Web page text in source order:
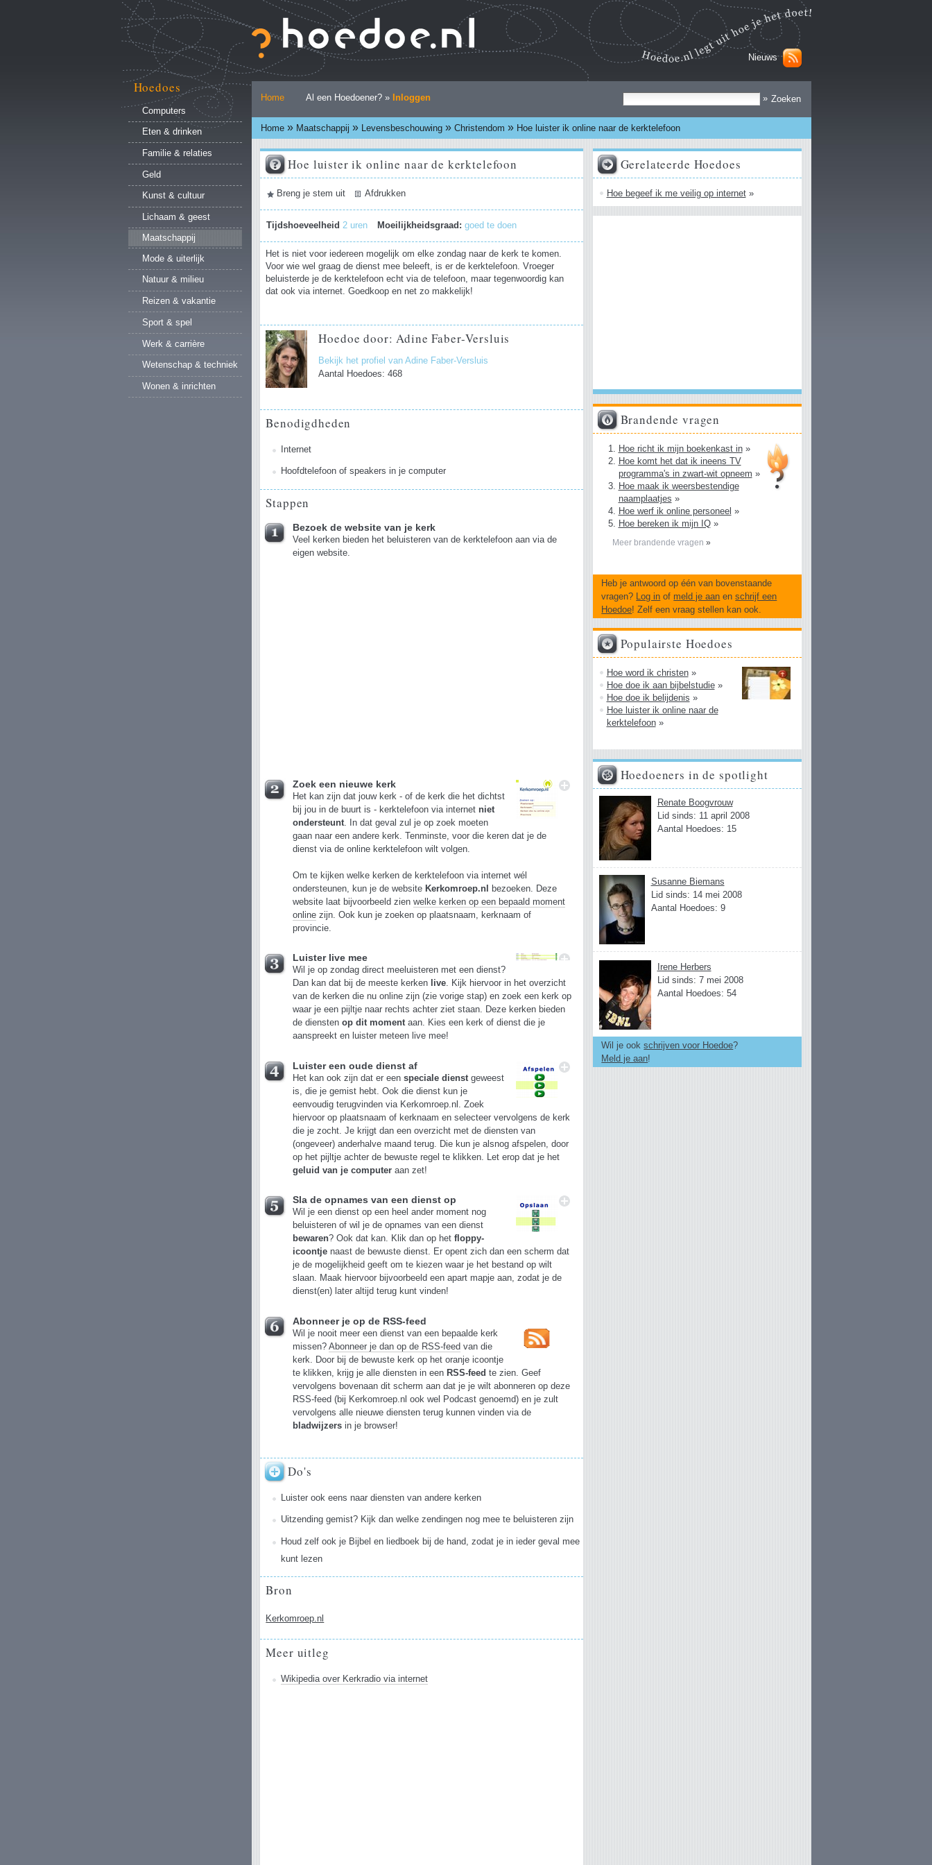
naar
inhoud.
Ga
naar
navigatie
Nieuws
»
Persoonlijke
hulpmiddelen
Home Al een Hoedoener? » Inloggen
Home » Maatschappij » Levensbeschouwing » Christendom » Hoe luister ik online naar de kerktelefoon
Hoedoes
Computers
Eten & drinken
Familie & relaties
Geld
Kunst & cultuur
Lichaam & geest
Maatschappij
Mode & uiterlijk
Natuur & milieu
Reizen & vakantie
Sport & spel
Werk & carrière
Wetenschap & techniek
Wonen & inrichten
Hoe luister ik online naar de kerktelefoon
Document
Breng je stem uit Afdrukken
Tijdshoeveelheid 2 uren Moeilijkheidsgraad: goed te doen
Het is niet voor iedereen mogelijk om elke zondag naar de kerk te komen.
Voor wie wel graag de dienst mee beleeft, is er de kerktelefoon. Vroeger
beluisterde je de kerktelefoon echt via de telefoon, maar tegenwoordig kan
dat ook via internet. Goedkoop en net zo makkelijk!
Hoedoe door: Adine Faber-Versluis
Bekijk het profiel van Adine Faber-Versluis
Aantal Hoedoes: 468
Benodigdheden
Internet
Hoofdtelefoon of speakers in je computer
Stappen
Bezoek de website van je kerk
Veel kerken bieden het beluisteren van de kerktelefoon aan via de
eigen website.
Zoek een nieuwe kerk
Het kan zijn dat jouw kerk - of de kerk die het dichtst
bij jou in de buurt is - kerktelefoon via internet niet
ondersteunt . In dat geval zul je op zoek moeten
gaan naar een andere kerk. Tenminste, voor die keren dat je de
dienst via de online kerktelefoon wilt volgen.
Om te kijken welke kerken de kerktelefoon via internet wél
ondersteunen, kun je de website Kerkomroep.nl
bezoeken. Deze
website laat bijvoorbeeld zienwelke kerken op een bepaald moment
online zijn. Ook kun je zoeken op plaatsnaam, kerknaam of
provincie.
Luister live mee
Wil je op zondag direct meeluisteren met een dienst?
Dan kan dat bij de meeste kerken
live. Kijk hiervoor in het overzicht
van de kerken die nu online zijn (zie vorige stap) en zoek een kerk op
waar je een pijltje naar rechts achter ziet staan. Deze kerken bieden
de dienstenop dit momentaan. Kies een kerk of dienst die je
aanspreekt en luister meteen live mee!
Luister een oude dienst af
Het kan ook zijn dat er eenspeciale dienst geweest
is, die je gemist hebt. Ook die dienst kun je
eenvoudig terugvinden via Kerkomroep.nl. Zoek
hiervoor op plaatsnaam of kerknaam en selecteer vervolgens de kerk
die je zocht. Je krijgt dan een overzicht met de diensten van
(ongeveer) anderhalve maand terug. Die kun je alsnog afspelen, door
op het pijltje achter de bewuste regel te klikken. Let erop dat je het
geluid van je computer aan zet!
Sla de opnames van een dienst op
Wil je een dienst op een heel ander moment nog
beluisteren of wil je de opnames van een dienst
bewaren? Ook dat kan. Klik dan op hetfloppy-
icoontje naast de bewuste dienst. Er opent zich dan een scherm dat
je de mogelijkheid geeft om te kiezen waar je het bestand op wilt
slaan. Maak hiervoor bijvoorbeeld een apart mapje aan, zodat je de
dienst(en) later altijd terug kunt vinden!
Abonneer je op de RSS-feed
Wil je nooit meer een dienst van een bepaalde kerk
missen?Abonneer je dan op de RSS-feed van die
kerk. Door bij de bewuste kerk op het oranje icoontje
te klikken, krijg je alle diensten in een RSS-feed te zien. Geef
vervolgens bovenaan dit scherm aan dat je je wilt abonneren op deze
RSS-feed (bij Kerkomroep.nl ook wel Podcast genoemd) en je zult
vervolgens alle nieuwe diensten terug kunnen vinden via de
bladwijzers in je browser!
Do's
Luister ook eens naar diensten van andere kerken
Uitzending gemist? Kijk dan welke zendingen nog mee te beluisteren zijn
Houd zelf ook je Bijbel en liedboek bij de hand, zodat je in ieder geval mee
kunt lezen
Bron
Kerkomroep.nl
Meer uitleg
Wikipedia over Kerkradio via internet
Gerelateerde Hoedoes
Hoe begeef ik me veilig op internet»
Brandende vragen
Hoe richt ik mijn boekenkast in»
Hoe komt het dat ik ineens TV
programma's in zwart-wit opneem »
Hoe maak ik weersbestendige
naamplaatjes »
Hoe werf ik online personeel »
Hoe bereken ik mijn IQ»
Meer brandende vragen »
Heb je antwoord op één van bovenstaande
vragen?
Log in of meld je aan enschrijf een
Hoedoe! Zelf een vraag stellen kan ook.
Populairste Hoedoes
Hoe word ik christen»
Hoe doe ik aan bijbelstudie»
Hoe doe ik belijdenis »
Hoe luister ik online naar de
kerktelefoon»
Hoedoeners in de spotlight
Renate Boogvrouw
Lid sinds: 11 april 2008
Aantal Hoedoes: 15
Susanne Biemans
Lid sinds: 14 mei 2008
Aantal Hoedoes: 9
Irene Herbers
Lid sinds: 7 mei 2008
Aantal Hoedoes: 54
Wil je ookschrijven voor Hoedoe?
Meld je aan!